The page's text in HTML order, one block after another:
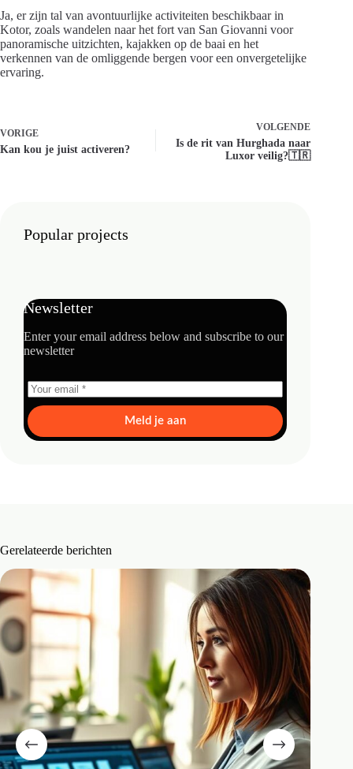
Ja, er zijn tal van avontuurlijke activiteiten beschikbaar in
Kotor, zoals wandelen naar het fort van San Giovanni voor
panoramische uitzichten, kajakken op de baai en het
verkennen van de omliggende bergen voor een onvergetelijke
ervaring.
VORIGE
Kan kou je juist activeren?
VOLGENDE
Is de rit van Hurghada naar
Luxor veilig?🇹🇷
Popular projects
Newsletter
Enter your email address below and subscribe to our
newsletter
Meld je aan
Gerelateerde berichten